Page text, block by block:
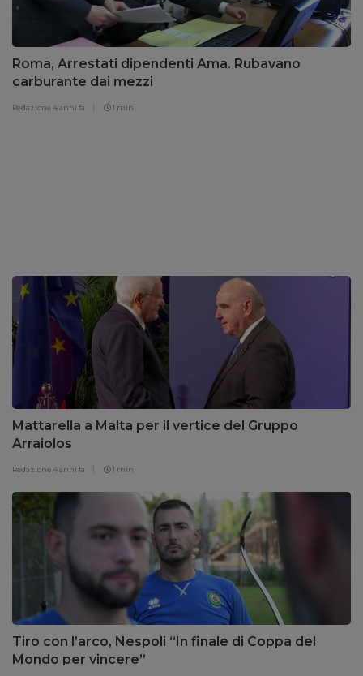
Roma, Arrestati dipendenti Ama. Rubavano
carburante dai mezzi
Redazione 4 anni fa 1 min
Mattarella a Malta per il vertice del Gruppo
Arraiolos
Redazione 4 anni fa 1 min
Tiro con l’arco, Nespoli “In finale di Coppa del
Mondo per vincere”